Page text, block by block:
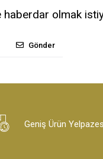
olmak
Gönder
Geniş Ürün